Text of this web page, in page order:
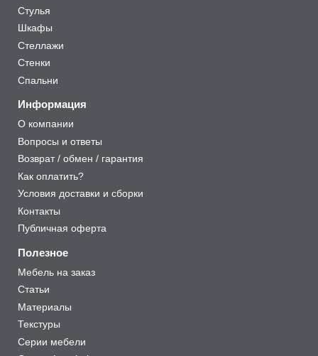
Стулья
Шкафы
Стеллажи
Стенки
Спальни
Информация
О компании
Вопросы и ответы
Возврат / обмен / гарантия
Как оплатить?
Условия доставки и сборки
Контакты
Публичная оферта
Полезное
Мебель на заказ
Статьи
Материалы
Текстуры
Серии мебели